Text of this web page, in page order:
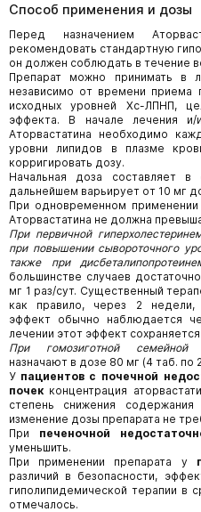
Способ применения и дозы
Перед назначением
рекомендовать стандартную
он должен соблюдать в течение
Препарат можно принимать
независимо от времени
исходных уровней Хс-ЛПНП,
эффекта. В начале лечения
Аторвастатина необходимо
уровни липидов в плазме
корригировать дозу.
Начальная доза составляет
дальнейшем варьирует от 10 мг
При одновременном
Аторвастатина не должна
При первичной
при повышении сывороточного
также при
большинстве случаев
мг 1 раз/сут. Существенный
как правило, через 2 недели,
эффект обычно наблюдается
лечении этот эффект сохраняется.
При гомозиготной семейной
назначают в дозе 80 мг (4 таб. по
У пациентов с почечной
почек концентрация
степень снижения
изменение дозы препарата не
При печеночной
уменьшить.
При применении препарата у
различий в безопасности,
гиполипидемической терапии в
отмечалось.